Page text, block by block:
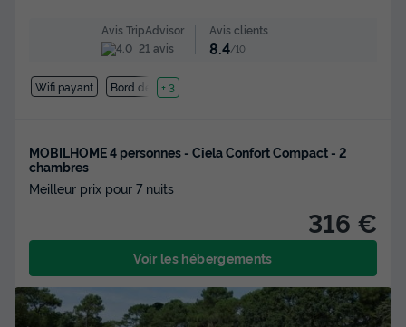
Avis TripAdvisor
21 avis
Avis clients
8.4/10
Wifi payant Bord de mer
+ 3
MOBILHOME 4 personnes - Ciela Confort Compact - 2
chambres
Meilleur prix pour 7 nuits
316 €
Voir les hébergements